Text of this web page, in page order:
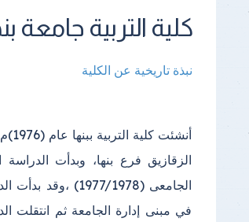
كلية التربية جامعة
نبذة تاريخية عن الكلية
الزقازيق فرع بنها، وبدأت الدراسة
الجامعى (1977/1978)
في مبنى إدارة الجامعة ثم انتقلت
مبنى خاص بالكلية في مجمع الكليات
إليه في عام (2013)؛
(2) مبنى الأول المبنى الإداري